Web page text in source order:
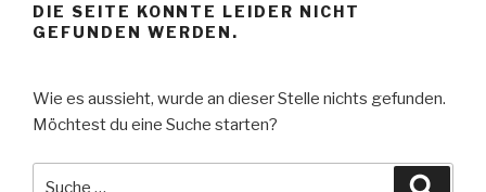
DIE SEITE KONNTE LEIDER NICHT
GEFUNDEN WERDEN.
Wie es aussieht, wurde an dieser Stelle nichts gefunden.
Möchtest du eine Suche starten?